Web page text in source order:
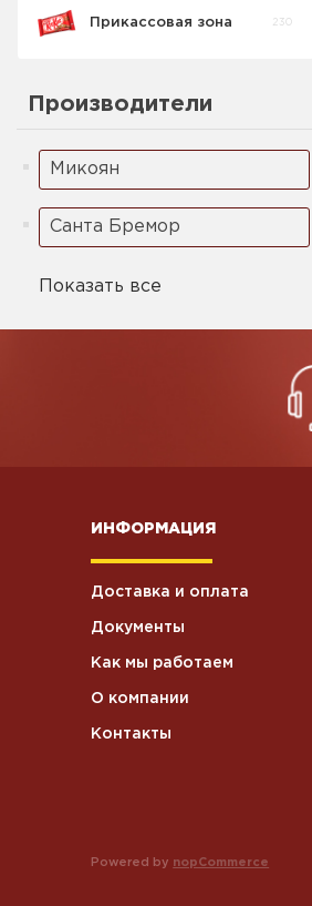
Прикассовая зона 230
Производители
Микоян
Санта Бремор
Показать все
ИНФОРМАЦИЯ
Доставка и оплата
Документы
Как мы работаем
О компании
Контакты
Powered by nopCommerce